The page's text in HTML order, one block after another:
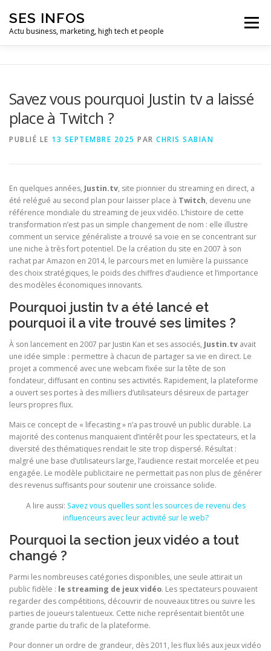
contenu
SES INFOS
Actu business, marketing, high tech et people
Menu
HIGH TECH ET INFORMATIQUE
Savez vous pourquoi Justin tv a laissé
place à Twitch ?
PUBLIÉ LE 13 SEPTEMBRE 2025 PAR CHRIS SABIAN
En quelques années, Justin.tv, site pionnier du streaming en direct, a
été relégué au second plan pour laisser place à Twitch, devenu une
référence mondiale du streaming de jeux vidéo. L’histoire de cette
transformation n’est pas un simple changement de nom : elle illustre
comment un service généraliste a trouvé sa voie en se concentrant sur
une niche à très fort potentiel. De la création du site en 2007 à son
rachat par Amazon en 2014, le parcours met en lumière la puissance
des choix stratégiques, le poids des chiffres d’audience et l’importance
des modèles économiques innovants.
Pourquoi justin tv a été lancé et
pourquoi il a vite trouvé ses limites ?
À son lancement en 2007 par Justin Kan et ses associés, Justin.tv avait
une idée simple : permettre à chacun de partager sa vie en direct. Le
projet a commencé avec une webcam fixée sur la tête de son
fondateur, diffusant en continu ses activités. Rapidement, la plateforme
a ouvert ses portes à des milliers d’utilisateurs désireux de partager
leurs propres flux.
Mais ce concept de « lifecasting » n’a pas trouvé un public durable. La
majorité des contenus manquaient d’intérêt pour les spectateurs, et la
diversité des thématiques rendait le site trop dispersé. Résultat :
malgré une base d’utilisateurs large, l’audience restait morcelée et peu
engagée. Le modèle publicitaire ne permettait pas non plus de générer
des revenus suffisants pour soutenir une croissance solide.
A lire aussi: Savez vous quelles sont les sources de revenu des
influenceurs avec leur activité sur le web?
Pourquoi la section jeux vidéo a tout
changé ?
Parmi les nombreuses catégories disponibles, une seule attirait un
public fidèle : le streaming de jeux vidéo. Les spectateurs pouvaient
regarder des compétitions, découvrir de nouveaux titres ou suivre les
parties de joueurs talentueux. Cette niche représentait bientôt une
grande partie du trafic de la plateforme.
Pour donner un ordre de grandeur, dès 2011, les flux liés aux jeux vidéo